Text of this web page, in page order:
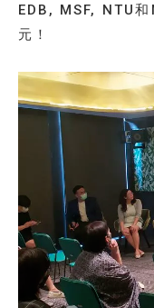
EDB, MSF, NTU
元！